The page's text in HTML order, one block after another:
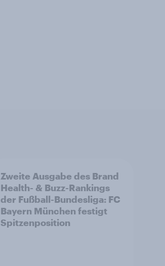
Zweite Ausgabe des Brand
Health- & Buzz-Rankings
der Fußball-Bundesliga: FC
Bayern München festigt
Spitzenposition